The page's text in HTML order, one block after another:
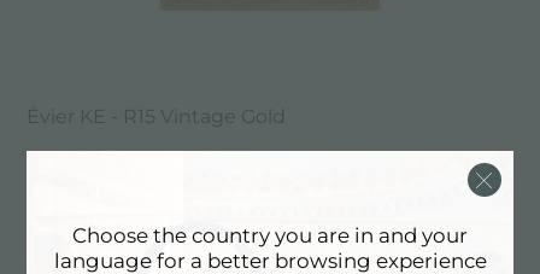
Évier KE - R15 Vintage Gold
Choose the country you are in and your
language for a better browsing experience